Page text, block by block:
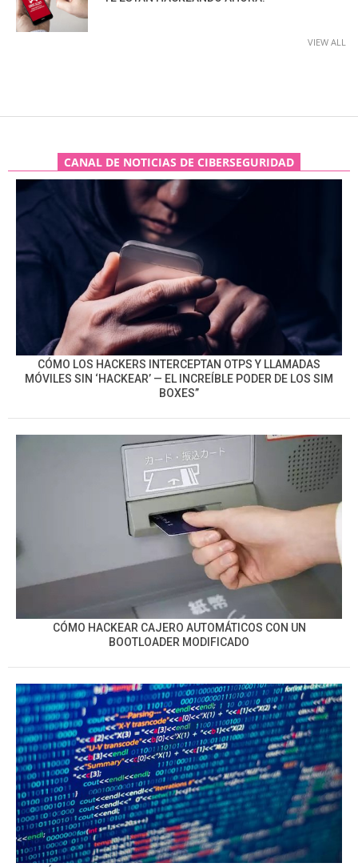
VIEW ALL
CANAL DE NOTICIAS DE CIBERSEGURIDAD
CÓMO LOS HACKERS INTERCEPTAN OTPS Y LLAMADAS
MÓVILES SIN ‘HACKEAR’ — EL INCREÍBLE PODER DE LOS SIM
BOXES”
CÓMO HACKEAR CAJERO AUTOMÁTICOS CON UN
BOOTLOADER MODIFICADO